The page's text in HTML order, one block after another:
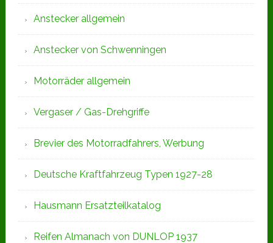
Anstecker allgemein
Anstecker von Schwenningen
Motorräder allgemein
Vergaser / Gas-Drehgriffe
Brevier des Motorradfahrers, Werbung
Deutsche Kraftfahrzeug Typen 1927-28
Hausmann Ersatzteilkatalog
Reifen Almanach von DUNLOP 1937